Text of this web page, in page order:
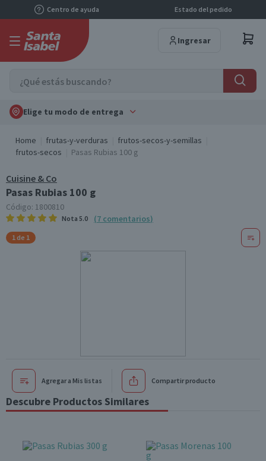
Centro de ayuda Estado del pedido
Ingresar
Elige tu modo de entrega
Home frutas-y-verduras
frutos-secos-y-semillas
frutos-secos
Pasas Rubias 100 g
Cuisine & Co
Pasas Rubias 100 g
Código: 1800810
Nota 5.0 (7 comentarios)
1 de 1
Agregar a Mis listas Compartir producto
Descubre Productos Similares